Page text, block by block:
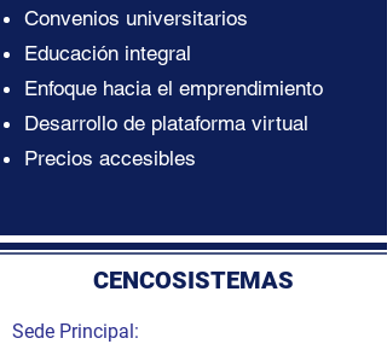
Convenios universitarios
Educación integral
Enfoque hacia el emprendimiento
Desarrollo de plataforma virtual
Precios accesibles
CENCOSISTEMAS
Sede Principal: